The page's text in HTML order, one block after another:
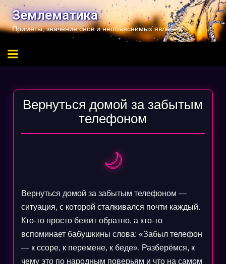
Перейти
содержимому
Землематика
Приметы, значение снов и необъяснимых явлений
Вернуться домой за забытым
телефоном
🌙
Вернуться домой за забытым телефоном —
ситуация, с которой сталкивался почти каждый.
Кто-то просто бежит обратно, а кто-то
вспоминает бабушкины слова: «Забыл телефон
— к ссоре, к перемене, к беде». Разберёмся, к
чему это по народным поверьям и что на самом